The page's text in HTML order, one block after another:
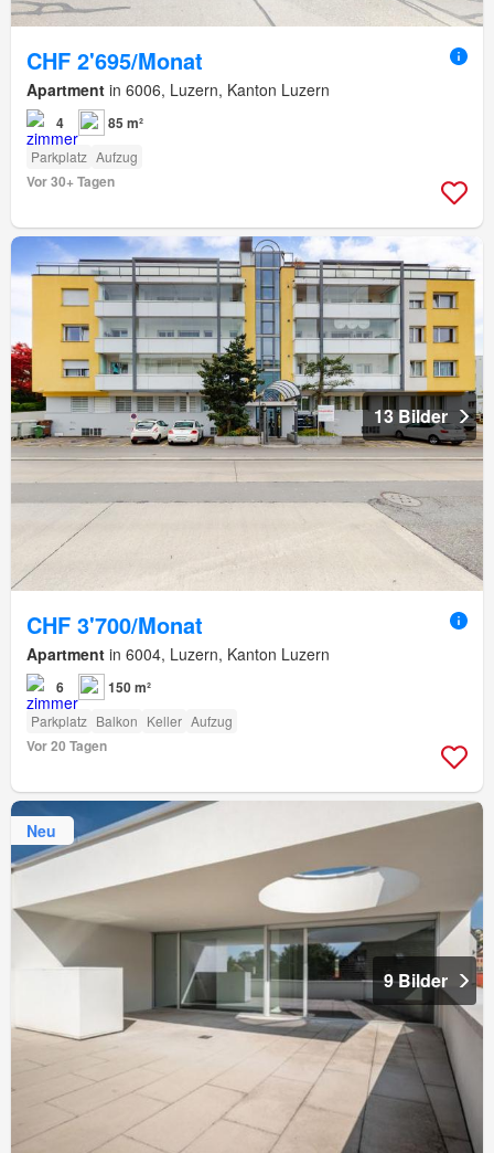
CHF 2'695/Monat
Apartment in 6006, Luzern, Kanton Luzern
4 85 m²
Parkplatz Aufzug
Vor 30+ Tagen
13 Bilder
CHF 3'700/Monat
Apartment in 6004, Luzern, Kanton Luzern
6 150 m²
Parkplatz Balkon Keller Aufzug
Vor 20 Tagen
Neu
9 Bilder